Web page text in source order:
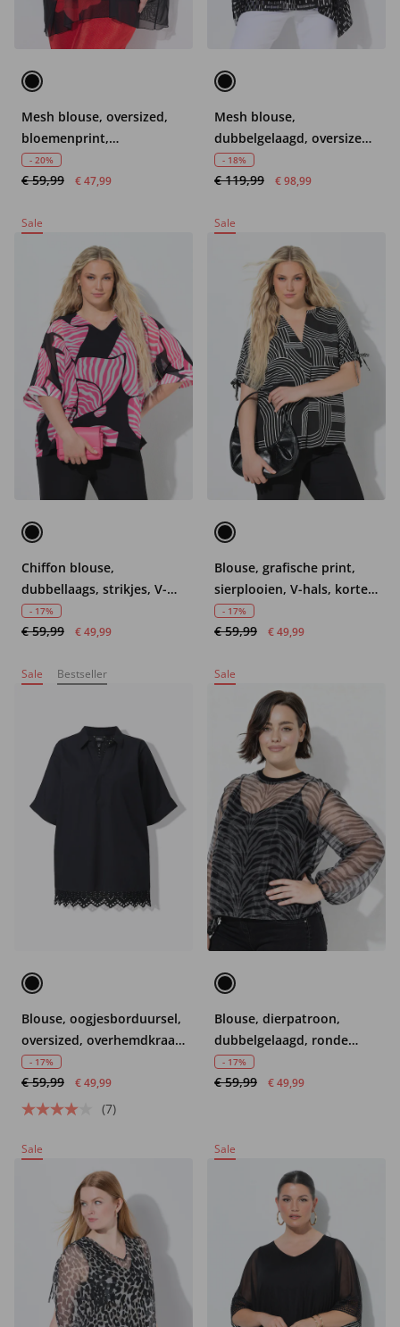
Mesh blouse, oversized,
bloemenprint,
ondoorzichtige jersey top
- 20%
€ 59,99 € 47,99
Mesh blouse,
dubbelgelaagd, oversized,
V-hals, korte mouwen
- 18%
€ 119,99 € 98,99
Sale
Chiffon blouse,
dubbellaags, strikjes, V-
hals, 3/4-mouwen
- 17%
€ 59,99 € 49,99
Sale
Blouse, grafische print,
sierplooien, V-hals, korte
mouwen
- 17%
€ 59,99 € 49,99
Sale Bestseller
Blouse, oogjesborduursel,
oversized, overhemdkraag,
halve mouw
- 17%
€ 59,99 € 49,99
(7)
Sale
Blouse, dierpatroon,
dubbelgelaagd, ronde
hals, lange mouwen
- 17%
€ 59,99 € 49,99
Sale Sale